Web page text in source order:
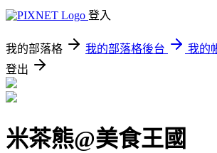
登入
我的部落格 我的部落格後台
我的
登出
米茶熊@美食王國